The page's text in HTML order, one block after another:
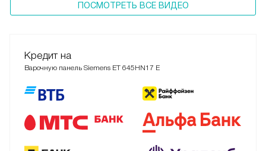
ПОСМОТРЕТЬ ВСЕ ВИДЕО
Кредит на
Варочную панель Siemens ET 645HN17 E